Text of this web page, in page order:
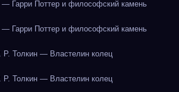
Гарри Поттер и философский камень
Гарри Поттер и философский камень
Р. Толкин — Властелин колец
Р. Толкин — Властелин колец